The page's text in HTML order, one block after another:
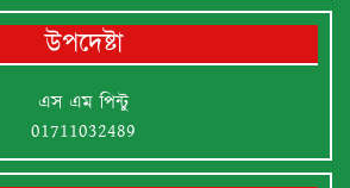
উপদেষ্টা
এস এম পিন্টু
01711032489